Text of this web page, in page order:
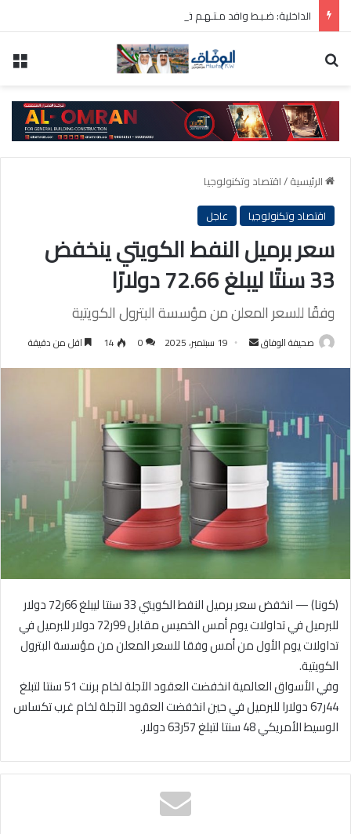
الرئيسية/اقتصاد وتكنولوجيا
اقتصاد وتكنولوجيا
عاجل
سعر برميل النفط الكويتي ينخفض
33 سنتًا ليبلغ 72.66 دولارًا
وفقًا للسعر المعلن من مؤسسة البترول الكويتية
صحيفة الوفاق
أرسل 19 سبتمبر، 2025 0
14 اقل من دقيقة
(كونا) — انخفض سعر برميل النفط الكويتي 33 سنتا ليبلغ 66ر72 دولار
للبرميل في تداولات يوم أمس الخميس مقابل 99ر72 دولار للبرميل في
تداولات يوم الأول من أمس وفقا للسعر المعلن من مؤسسة البترول
الكويتية.
وفي الأسواق العالمية انخفضت العقود الآجلة لخام برنت 51 سنتا لتبلغ
44ر67 دولارا للبرميل في حين انخفضت العقود الآجلة لخام غرب تكساس
الوسيط الأمريكي 48 سنتا لتبلغ 57ر63 دولار.